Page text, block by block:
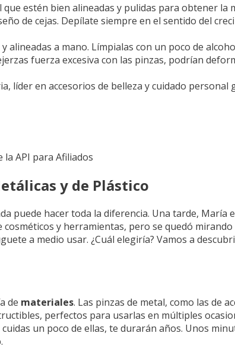
que estén bien alineadas y pulidas para obtener la
de cejas. Depílate siempre en el sentido del
alineadas a mano. Límpialas con un poco de
fuerza excesiva con las pinzas, podrían
líder en accesorios de belleza y cuidado personal
la API para Afiliados
y de Plástico
puede hacer toda la diferencia. Una tarde, María
y herramientas, pero se quedó
a medio usar. ¿Cuál elegiría? Vamos a
de materiales. Las pinzas de metal, como las de
perfectos para usarlas en múltiples
un poco de ellas, te durarán años. Unos